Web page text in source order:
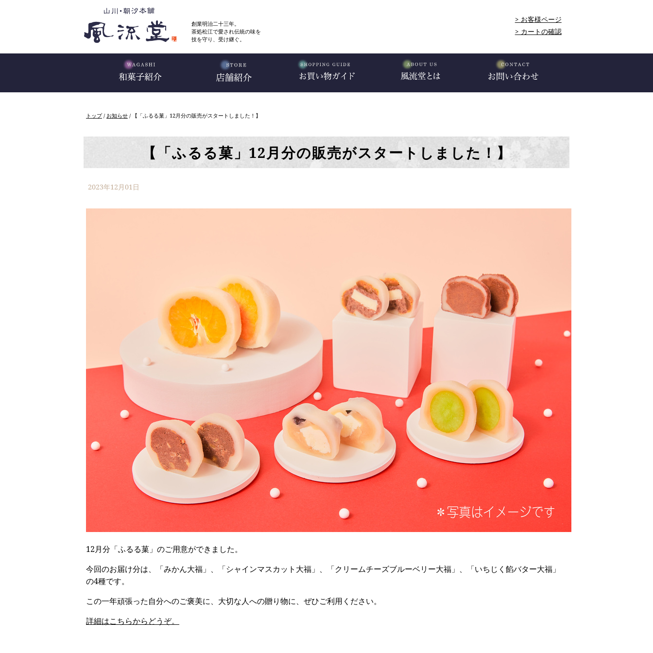
創業明治二十三年。
茶処松江で愛され伝統の味を
技を守り、受け継ぐ。
> お客様ページ
> カートの確認
現
位
トップ/ お知らせ / 【「ふるる菓」12月分の販売がスタートしました！】
【「ふるる菓」12月分の販売がスタートしました！】
2023年12月01日
12月分「ふるる菓」のご用意ができました。
今回のお届け分は、「みかん大福」、「シャインマスカット大福」、「クリームチーズブルーベリー大福」、「いちじく餡バター大福」
の4種です。
この一年頑張った自分へのご褒美に、大切な人への贈り物に、ぜひご利用ください。
詳細はこちらからどうぞ。